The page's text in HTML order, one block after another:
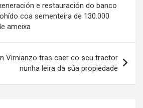
e restauración do banco
coa sementeira de 130.000
ameixa
Vimianzo tras caer co seu tractor
nunha leira da súa propiedade